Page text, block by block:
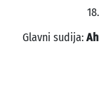
Glavni sudija: